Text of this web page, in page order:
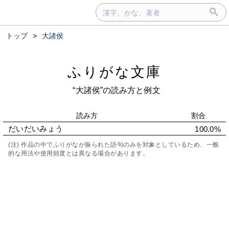
トップ > 大諸侯
ふりがな文庫
“大諸侯”の読み方と例文
読み方 割合
だいだいみょう 100.0%
(注) 作品の中でふりがなが振られた語句のみを対象としているため、一般
的な用法や使用頻度とは異なる場合があります。